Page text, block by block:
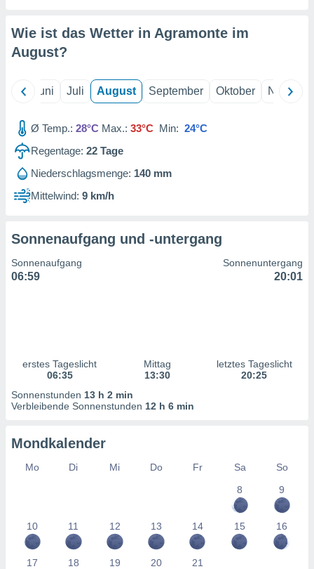
zur
von
zur
der
von
von
durch
Wie ist das Wetter in Agramonte im
August?
Juni Juli August September Oktober
Ø Temp.: 28°C Max.: 33°C Min: 24°C
Regentage: 22 Tage
Niederschlagsmenge: 140 mm
Mittelwind: 9 km/h
Sonnenaufgang und -untergang
Sonnenaufgang
06:59
Sonnenuntergang
20:01
erstes Tageslicht
06:35
Mittag
13:30
letztes Tageslicht
20:25
Sonnenstunden 13 h 2 min
Verbleibende Sonnenstunden 12 h 6 min
Mondkalender
Mo Di Mi Do Fr Sa
So
8
9
10 11 12 13 14 15 16
17 18 19 20 21